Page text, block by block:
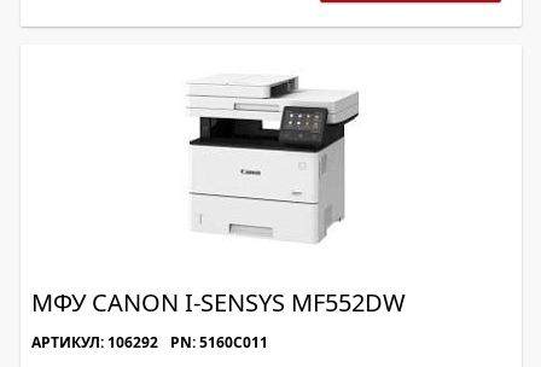
МФУ CANON I-SENSYS MF552DW
АРТИКУЛ: 106292 PN: 5160C011